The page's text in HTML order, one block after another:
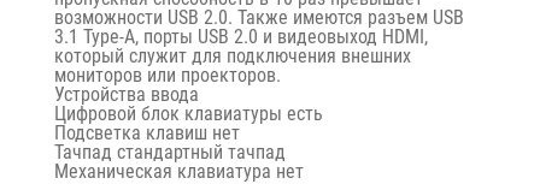
возможности USB 2.0. Также имеются разъем USB
3.1 Type-A, порты USB 2.0 и видеовыход HDMI,
который служит для подключения внешних
мониторов или проекторов.
Устройства ввода
Цифровой блок клавиатуры есть
Подсветка клавиш нет
Тачпад стандартный тачпад
Механическая клавиатура нет